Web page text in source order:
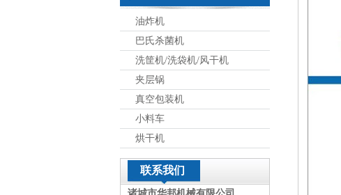
油炸机
巴氏杀菌机
洗筐机/洗袋机/风干机
夹层锅
真空包装机
小料车
烘干机
联系我们